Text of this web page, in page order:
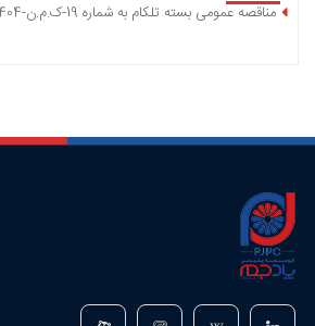
مناقصه عمومی بسته تلکام به شماره 19-ک.م.ن-1404